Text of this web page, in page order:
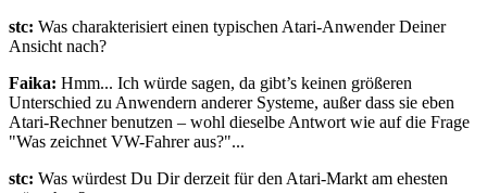
stc: Was charakterisiert einen typischen Atari-Anwender Deiner
Ansicht nach?
Faika: Hmm... Ich würde sagen, da gibt’s keinen größeren
Unterschied zu Anwendern anderer Systeme, außer dass sie eben
Atari-Rechner benutzen – wohl dieselbe Antwort wie auf die Frage
"Was zeichnet VW-Fahrer aus?"...
stc: Was würdest Du Dir derzeit für den Atari-Markt am ehesten